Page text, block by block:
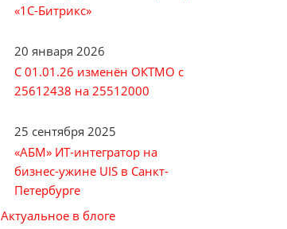
«1С-Битрикс»
20 января 2026
С 01.01.26 изменён ОКТМО с
25612438 на 25512000
25 сентября 2025
«АБМ» ИТ-интегратор на
бизнес-ужине UIS в Санкт-
Петербурге
Актуальное в блоге